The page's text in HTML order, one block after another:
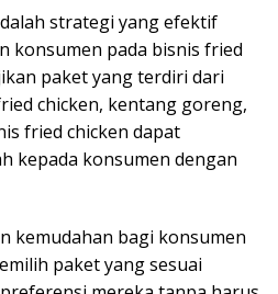
strategi yang efektif
konsumen pada bisnis fried
paket yang terdiri dari
chicken, kentang goreng,
fried chicken dapat
kepada konsumen dengan
kemudahan bagi konsumen
paket yang sesuai